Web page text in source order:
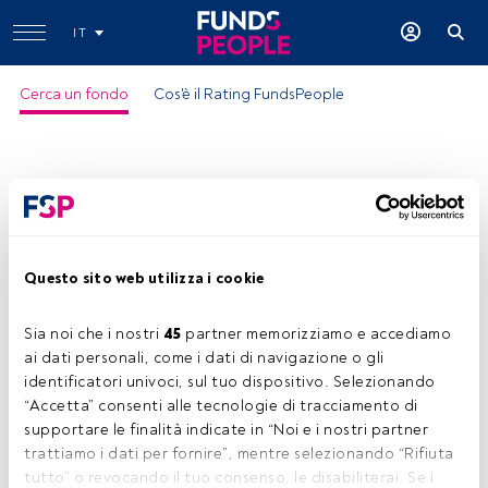
Questo sito web utilizza i cookie
Sia noi che i nostri 45 partner memorizziamo e accediamo
ai dati personali, come i dati di navigazione o gli
identificatori univoci, sul tuo dispositivo. Selezionando
“Accetta” consenti alle tecnologie di tracciamento di
supportare le finalità indicate in “Noi e i nostri partner
trattiamo i dati per fornire”, mentre selezionando “Rifiuta
tutto” o revocando il tuo consenso, le disabiliterai. Se i
IT
Cerca un fondo Cos'è il Rating FundsPeople